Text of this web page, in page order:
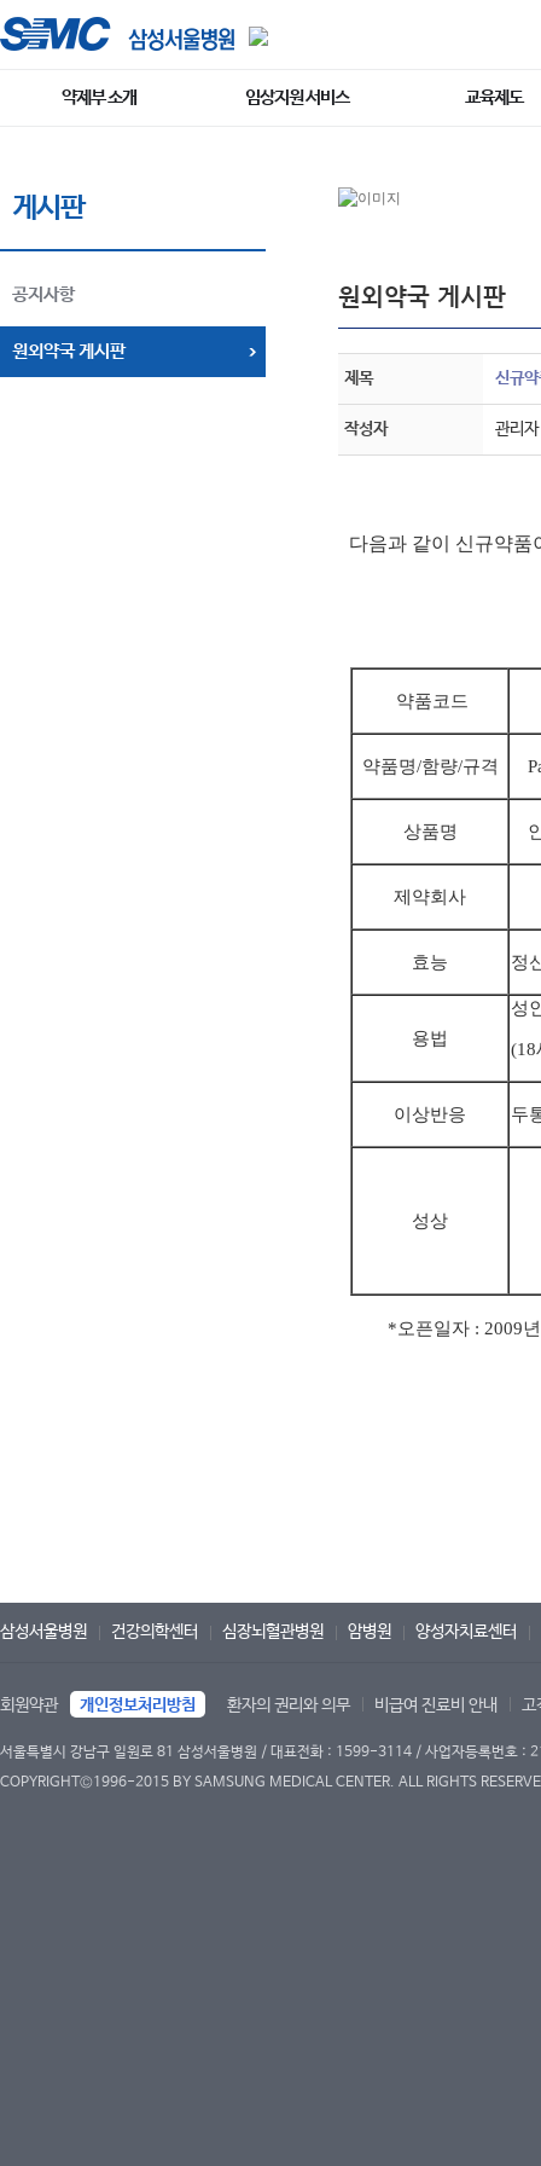
약제부 소개 임상지원 서비스 교육제도
게시판
공지사항
원외약국 게시판
원외약국 게시판
제목 신규
작성자 관리자
다음과 같이 신규약품
약품코드
약품명/함량/규격
상품명
제약회사
효능 정
용법
성
(
이상반응 두
성상
*오픈일자 : 2009년
삼성서울병원 건강의학센터 심장뇌혈관병원 암병원 양성자치료센터
회원약관 개인정보처리방침 환자의 권리와 의무 비급여 진료비 안내 고
서울특별시 강남구 일원로 81 삼성서울병원 / 대표전화 : 1599-3114 / 사업자등록번호
COPYRIGHT©1996-2015 BY SAMSUNG MEDICAL CENTER. ALL RIGHTS